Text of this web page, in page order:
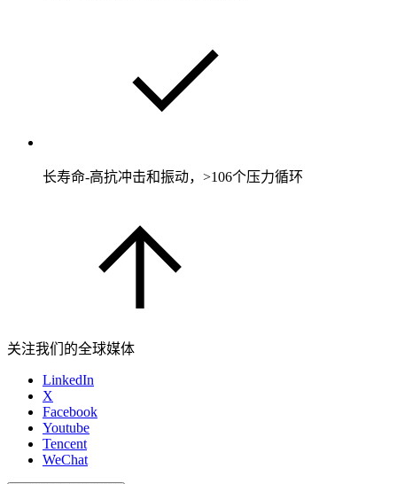
长寿命-高抗冲击和振动，>106个压力循环
关注我们的全球媒体
LinkedIn
X
Facebook
Youtube
Tencent
WeChat